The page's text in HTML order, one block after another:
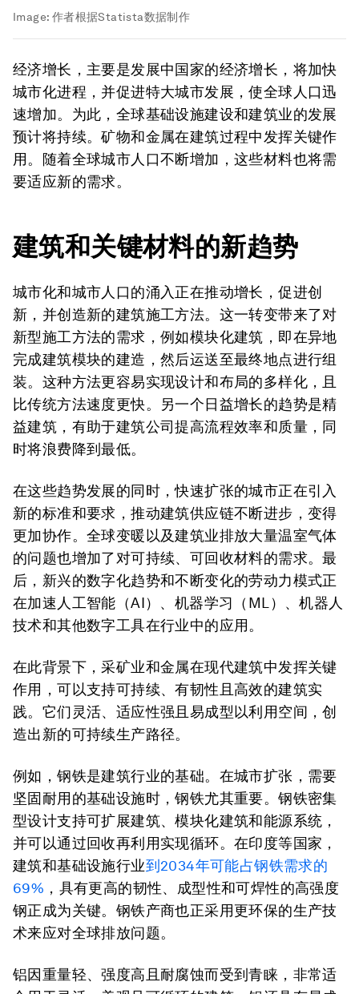
Image: 作者根据Statista数据制作
经济增长，主要是发展中国家的经济增长，将加快
城市化进程，并促进特大城市发展，使全球人口迅
速增加。为此，全球基础设施建设和建筑业的发展
预计将持续。矿物和金属在建筑过程中发挥关键作
用。随着全球城市人口不断增加，这些材料也将需
要适应新的需求。
建筑和关键材料的新趋势
城市化和城市人口的涌入正在推动增长，促进创
新，并创造新的建筑施工方法。这一转变带来了对
新型施工方法的需求，例如模块化建筑，即在异地
完成建筑模块的建造，然后运送至最终地点进行组
装。这种方法更容易实现设计和布局的多样化，且
比传统方法速度更快。另一个日益增长的趋势是精
益建筑，有助于建筑公司提高流程效率和质量，同
时将浪费降到最低。
在这些趋势发展的同时，快速扩张的城市正在引入
新的标准和要求，推动建筑供应链不断进步，变得
更加协作。全球变暖以及建筑业排放大量温室气体
的问题也增加了对可持续、可回收材料的需求。最
后，新兴的数字化趋势和不断变化的劳动力模式正
在加速人工智能（AI）、机器学习（ML）、机器人
技术和其他数字工具在行业中的应用。
在此背景下，采矿业和金属在现代建筑中发挥关键
作用，可以支持可持续、有韧性且高效的建筑实
践。它们灵活、适应性强且易成型以利用空间，创
造出新的可持续生产路径。
例如，钢铁是建筑行业的基础。在城市扩张，需要
坚固耐用的基础设施时，钢铁尤其重要。钢铁密集
型设计支持可扩展建筑、模块化建筑和能源系统，
并可以通过回收再利用实现循环。在印度等国家，
建筑和基础设施行业到 2034年可能占钢铁需求的
69% ，具有更高的韧性、成型性和可焊性的高强度
钢正成为关键。钢铁产商也正采用更环保的生产技
术来应对全球排放问题。
铝因重量轻、强度高且耐腐蚀而受到青睐，非常适